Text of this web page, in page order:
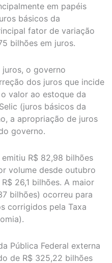
em papéis
básicos da
fator de variação
bilhões em juros.
o governo
dos juros que incide
valor ao estoque da
(juros básicos da
a apropriação de juros
governo.
R$ 82,98 bilhões
volume desde outubro
26,1 bilhões. A maior
bilhões) ocorreu para
corrigidos pela Taxa
Pública Federal externa
de R$ 325,22 bilhões